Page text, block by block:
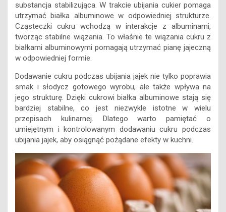
substancja stabilizująca. W trakcie ubijania cukier pomaga
utrzymać białka albuminowe w odpowiedniej strukturze.
Cząsteczki cukru wchodzą w interakcje z albuminami,
tworząc stabilne wiązania. To właśnie te wiązania cukru z
białkami albuminowymi pomagają utrzymać pianę jajeczną
w odpowiedniej formie.
Dodawanie cukru podczas ubijania jajek nie tylko poprawia
smak i słodycz gotowego wyrobu, ale także wpływa na
jego strukturę. Dzięki cukrowi białka albuminowe stają się
bardziej stabilne, co jest niezwykle istotne w wielu
przepisach kulinarnej. Dlatego warto pamiętać o
umiejętnym i kontrolowanym dodawaniu cukru podczas
ubijania jajek, aby osiągnąć pożądane efekty w kuchni.